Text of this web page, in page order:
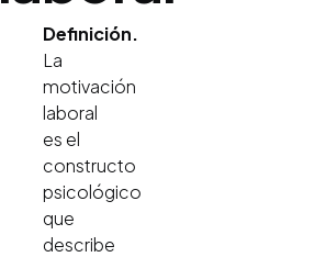
Definición.
La
motivación
laboral
es el
constructo
psicológico
que
describe